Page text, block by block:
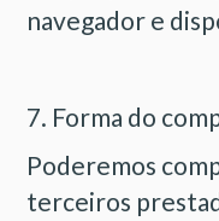
navegador e
7. Forma do
Poderemos
terceiros